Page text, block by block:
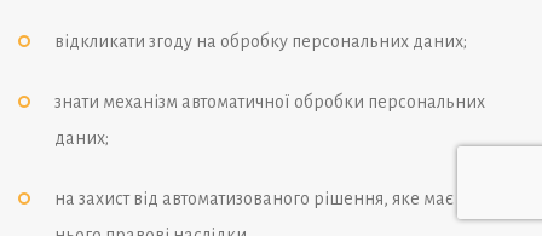
відкликати згоду на обробку персональних даних;
знати механізм автоматичної обробки персональних
даних;
на захист від автоматизованого рішення, яке має для